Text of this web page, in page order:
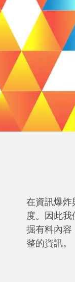
在資訊爆炸
度。因此
掘有料內
整的資訊。